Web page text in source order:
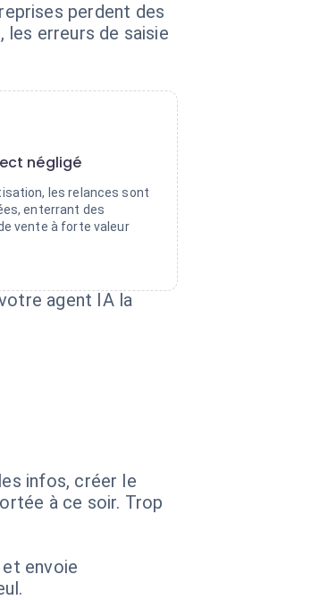
perdent des
les erreurs de saisie
négligé
les relances sont
enterrant des
vente à forte valeur
agent IA la
infos, créer le
à ce soir. Trop
envoie